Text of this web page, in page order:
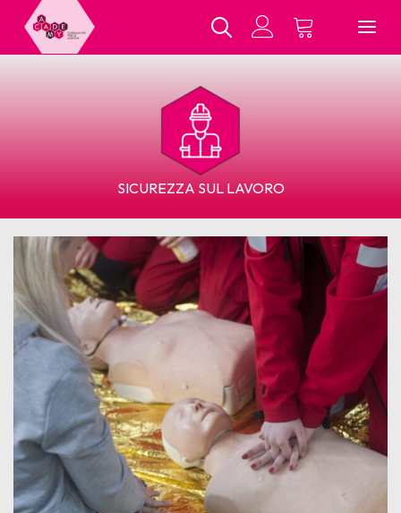
Chi Siamo
Tutti i Corsi
In Presenza
E-Learning
Contatti
News
Per le Aziende
SICUREZZA SUL LAVORO